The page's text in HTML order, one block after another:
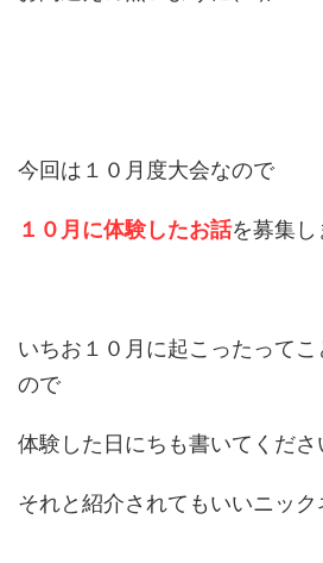
今回は１０月度大会なので
１０月に体験したお話を募集し
いちお１０月に起こったって
ので
体験した日にちも書いてくださ
それと紹介されてもいいニック